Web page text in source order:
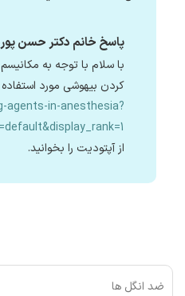
پاسخ خانم دکتر حسن
با سلام با توجه به
کردن بیهوشی مورد
agents-in-anesthesia?
از آپتودیت را بخوانید.
ضد انگل ها